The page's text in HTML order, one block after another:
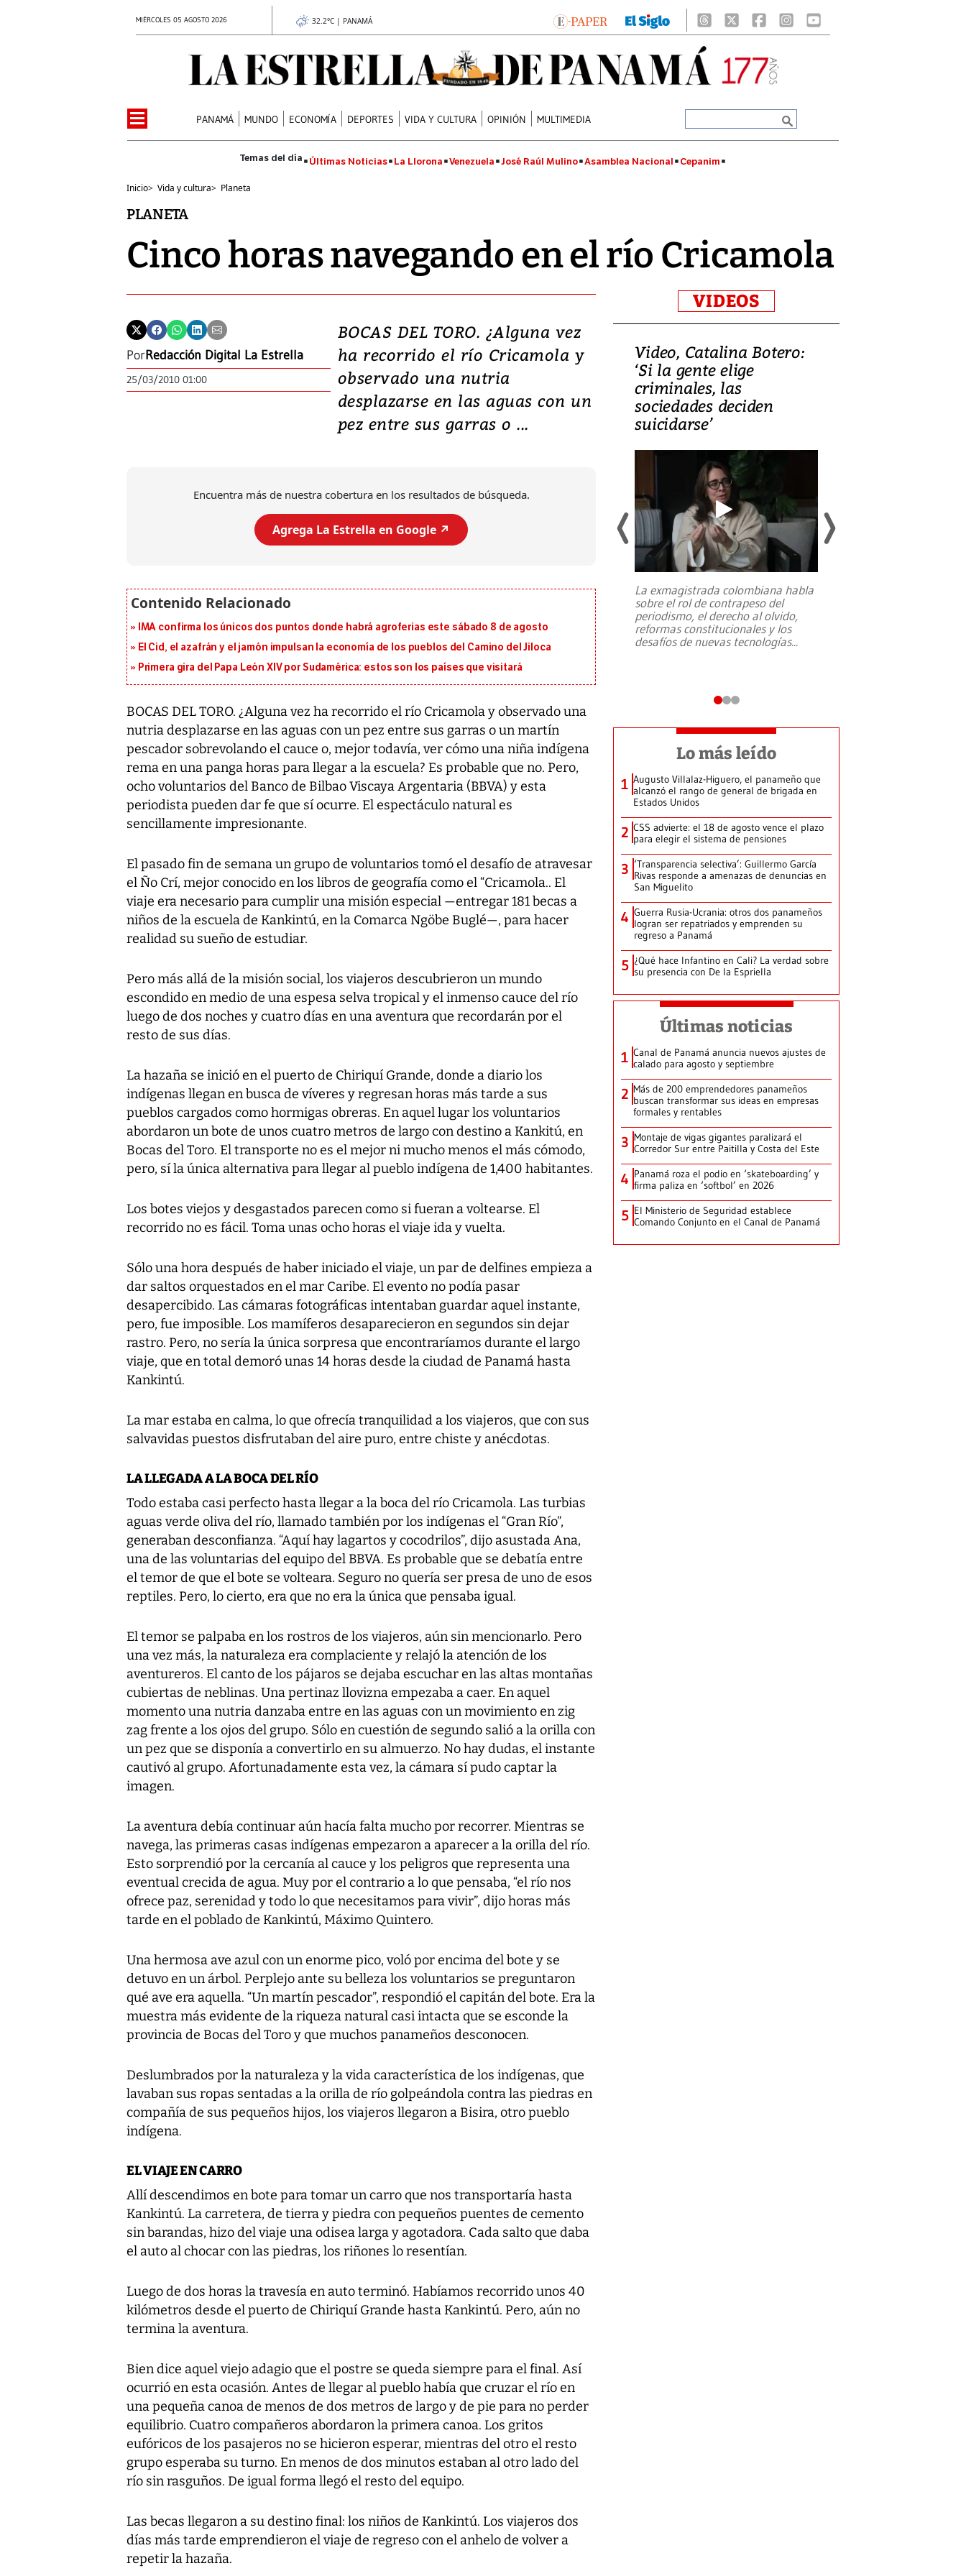
MIÉRCOLES 05 AGOSTO 2026 32.2°C | PANAMÁ
PANAMÁ MUNDO ECONOMÍA DEPORTES VIDA Y CULTURA OPINIÓN MULTIMEDIA
Últimas Noticias La Llorona Venezuela José Raúl Mulino Asamblea Nacional Cepanim
Inicio> Vida y cultura> Planeta
PLANETA
Cinco horas navegando en el río Cricamola
PorRedacción Digital La Estrella
25/03/2010 01:00
BOCAS DEL TORO. ¿Alguna vez
ha recorrido el río Cricamola y
observado una nutria
desplazarse en las aguas con un
pez entre sus garras o ...
Encuentra más de nuestra cobertura en los resultados de búsqueda.
Agrega La Estrella en Google ↗️
IMA confirma los únicos dos puntos donde habrá agroferias este sábado 8 de agosto
El Cid, el azafrán y el jamón impulsan la economía de los pueblos del Camino del Jiloca
Primera gira del Papa León XIV por Sudamérica: estos son los países que visitará
BOCAS DEL TORO. ¿Alguna vez ha recorrido el río Cricamola y observado una
nutria desplazarse en las aguas con un pez entre sus garras o un martín
pescador sobrevolando el cauce o, mejor todavía, ver cómo una niña indígena
rema en una panga horas para llegar a la escuela? Es probable que no. Pero,
ocho voluntarios del Banco de Bilbao Viscaya Argentaria (BBVA) y esta
periodista pueden dar fe que sí ocurre. El espectáculo natural es
sencillamente impresionante.
El pasado fin de semana un grupo de voluntarios tomó el desafío de atravesar
el Ño Crí, mejor conocido en los libros de geografía como el “Cricamola.. El
viaje era necesario para cumplir una misión especial —entregar 181 becas a
niños de la escuela de Kankintú, en la Comarca Ngöbe Buglé—, para hacer
realidad su sueño de estudiar.
Pero más allá de la misión social, los viajeros descubrieron un mundo
escondido en medio de una espesa selva tropical y el inmenso cauce del río
luego de dos noches y cuatro días en una aventura que recordarán por el
resto de sus días.
La hazaña se inició en el puerto de Chiriquí Grande, donde a diario los
indígenas llegan en busca de víveres y regresan horas más tarde a sus
pueblos cargados como hormigas obreras. En aquel lugar los voluntarios
abordaron un bote de unos cuatro metros de largo con destino a Kankitú, en
Bocas del Toro. El transporte no es el mejor ni mucho menos el más cómodo,
pero, sí la única alternativa para llegar al pueblo indígena de 1,400 habitantes.
Los botes viejos y desgastados parecen como si fueran a voltearse. El
recorrido no es fácil. Toma unas ocho horas el viaje ida y vuelta.
Sólo una hora después de haber iniciado el viaje, un par de delfines empieza a
dar saltos orquestados en el mar Caribe. El evento no podía pasar
desapercibido. Las cámaras fotográficas intentaban guardar aquel instante,
pero, fue imposible. Los mamíferos desaparecieron en segundos sin dejar
rastro. Pero, no sería la única sorpresa que encontraríamos durante el largo
viaje, que en total demoró unas 14 horas desde la ciudad de Panamá hasta
Kankintú.
La mar estaba en calma, lo que ofrecía tranquilidad a los viajeros, que con sus
salvavidas puestos disfrutaban del aire puro, entre chiste y anécdotas.
LA LLEGADA A LA BOCA DEL RÍO
Todo estaba casi perfecto hasta llegar a la boca del río Cricamola. Las turbias
aguas verde oliva del río, llamado también por los indígenas el “Gran Río”,
generaban desconfianza. “Aquí hay lagartos y cocodrilos”, dijo asustada Ana,
una de las voluntarias del equipo del BBVA. Es probable que se debatía entre
el temor de que el bote se volteara. Seguro no quería ser presa de uno de esos
reptiles. Pero, lo cierto, era que no era la única que pensaba igual.
El temor se palpaba en los rostros de los viajeros, aún sin mencionarlo. Pero
una vez más, la naturaleza era complaciente y relajó la atención de los
aventureros. El canto de los pájaros se dejaba escuchar en las altas montañas
cubiertas de neblinas. Una pertinaz llovizna empezaba a caer. En aquel
momento una nutria danzaba entre en las aguas con un movimiento en zig
zag frente a los ojos del grupo. Sólo en cuestión de segundo salió a la orilla con
un pez que se disponía a convertirlo en su almuerzo. No hay dudas, el instante
cautivó al grupo. Afortunadamente esta vez, la cámara sí pudo captar la
imagen.
La aventura debía continuar aún hacía falta mucho por recorrer. Mientras se
navega, las primeras casas indígenas empezaron a aparecer a la orilla del río.
Esto sorprendió por la cercanía al cauce y los peligros que representa una
eventual crecida de agua. Muy por el contrario a lo que pensaba, “el río nos
ofrece paz, serenidad y todo lo que necesitamos para vivir”, dijo horas más
tarde en el poblado de Kankintú, Máximo Quintero.
Una hermosa ave azul con un enorme pico, voló por encima del bote y se
detuvo en un árbol. Perplejo ante su belleza los voluntarios se preguntaron
qué ave era aquella. “Un martín pescador”, respondió el capitán del bote. Era la
muestra más evidente de la riqueza natural casi intacta que se esconde la
provincia de Bocas del Toro y que muchos panameños desconocen.
Deslumbrados por la naturaleza y la vida característica de los indígenas, que
lavaban sus ropas sentadas a la orilla de río golpeándola contra las piedras en
compañía de sus pequeños hijos, los viajeros llegaron a Bisira, otro pueblo
indígena.
EL VIAJE EN CARRO
Allí descendimos en bote para tomar un carro que nos transportaría hasta
Kankintú. La carretera, de tierra y piedra con pequeños puentes de cemento
sin barandas, hizo del viaje una odisea larga y agotadora. Cada salto que daba
el auto al chocar con las piedras, los riñones lo resentían.
Luego de dos horas la travesía en auto terminó. Habíamos recorrido unos 40
kilómetros desde el puerto de Chiriquí Grande hasta Kankintú. Pero, aún no
termina la aventura.
Bien dice aquel viejo adagio que el postre se queda siempre para el final. Así
ocurrió en esta ocasión. Antes de llegar al pueblo había que cruzar el río en
una pequeña canoa de menos de dos metros de largo y de pie para no perder
equilibrio. Cuatro compañeros abordaron la primera canoa. Los gritos
eufóricos de los pasajeros no se hicieron esperar, mientras del otro el resto
grupo esperaba su turno. En menos de dos minutos estaban al otro lado del
río sin rasguños. De igual forma llegó el resto del equipo.
Las becas llegaron a su destino final: los niños de Kankintú. Los viajeros dos
días más tarde emprendieron el viaje de regreso con el anhelo de volver a
repetir la hazaña.
VIDEOS
Video, Japón: Terremoto
deja heridos y graves
daños en Kumamoto
al sur de Japón, provocando una
Video, Catalina Botero:
‘Si la gente elige
criminales, las
sociedades deciden
suicidarse’
La exmagistrada colombiana habla
sobre el rol de contrapeso del
periodismo, el derecho al olvido,
reformas constitucionales y los
desafíos de nuevas tecnologías...
Lo más leído
1 Augusto Villalaz-Higuero, el panameño que
alcanzó el rango de general de brigada en
Estados Unidos
2 CSS advierte: el 18 de agosto vence el plazo
para elegir el sistema de pensiones
3 ‘Transparencia selectiva’: Guillermo García
Rivas responde a amenazas de denuncias en
San Miguelito
4 Guerra Rusia-Ucrania: otros dos panameños
logran ser repatriados y emprenden su
regreso a Panamá
5 ¿Qué hace Infantino en Cali? La verdad sobre
su presencia con De la Espriella
Últimas noticias
1 Canal de Panamá anuncia nuevos ajustes de
calado para agosto y septiembre
2 Más de 200 emprendedores panameños
buscan transformar sus ideas en empresas
formales y rentables
3 Montaje de vigas gigantes paralizará el
Corredor Sur entre Paitilla y Costa del Este
4 Panamá roza el podio en ‘skateboarding’ y
firma paliza en ‘softbol’ en 2026
5 El Ministerio de Seguridad establece
Comando Conjunto en el Canal de Panamá